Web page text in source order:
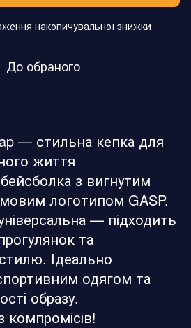
накопичувальної знижки
До обраного
— стильна кепка для
життя
з вигнутим
логотипом GASP.
— підходить
та
Ідеально
одягом та
образу.
компромісів!